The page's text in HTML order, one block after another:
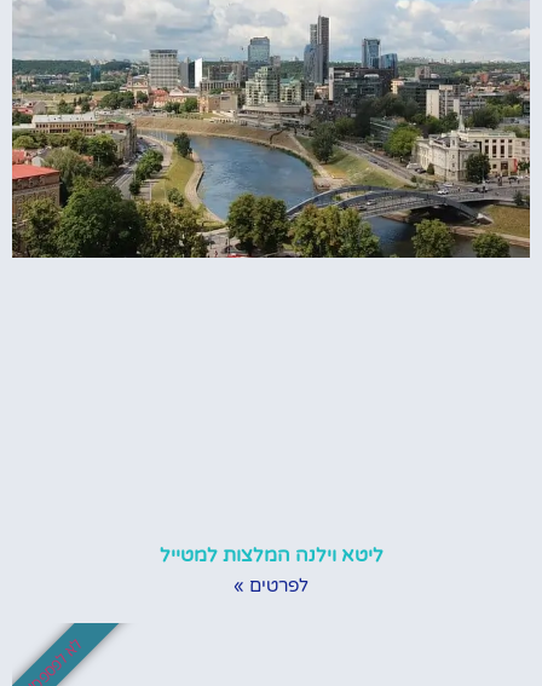
ליטא וילנה המלצות למטייל
לפרטים »
לא לפספס!